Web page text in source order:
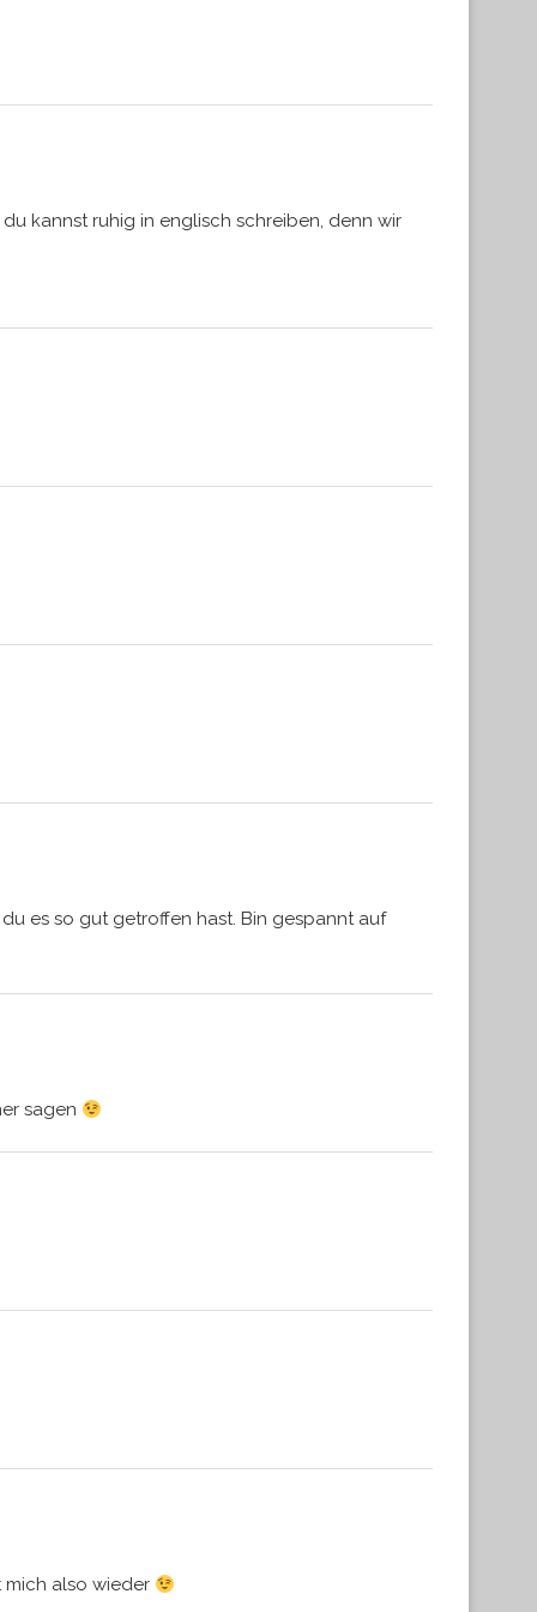
kannst ruhig in englisch schreiben, denn wir
es so gut getroffen hast. Bin gespannt auf
sagen
mich also wieder